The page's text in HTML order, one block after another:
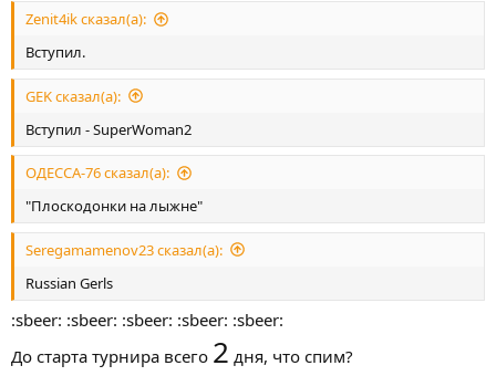
Zenit4ik сказал(а):
Вступил.
GEK сказал(а):
Вступил - SuperWoman2
ОДЕССА-76 сказал(а):
"Плоскодонки на лыжне"
Seregamamenov23 сказал(а):
Russian Gerls
:sbeer: :sbeer: :sbeer: :sbeer: :sbeer:
До старта турнира всего 2 дня, что спим?